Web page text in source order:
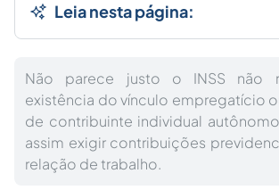
Leia nesta página:
Não parece justo o INSS não
existência do vínculo empregatício
de contribuinte individual
assim exigir contribuições
relação de trabalho.